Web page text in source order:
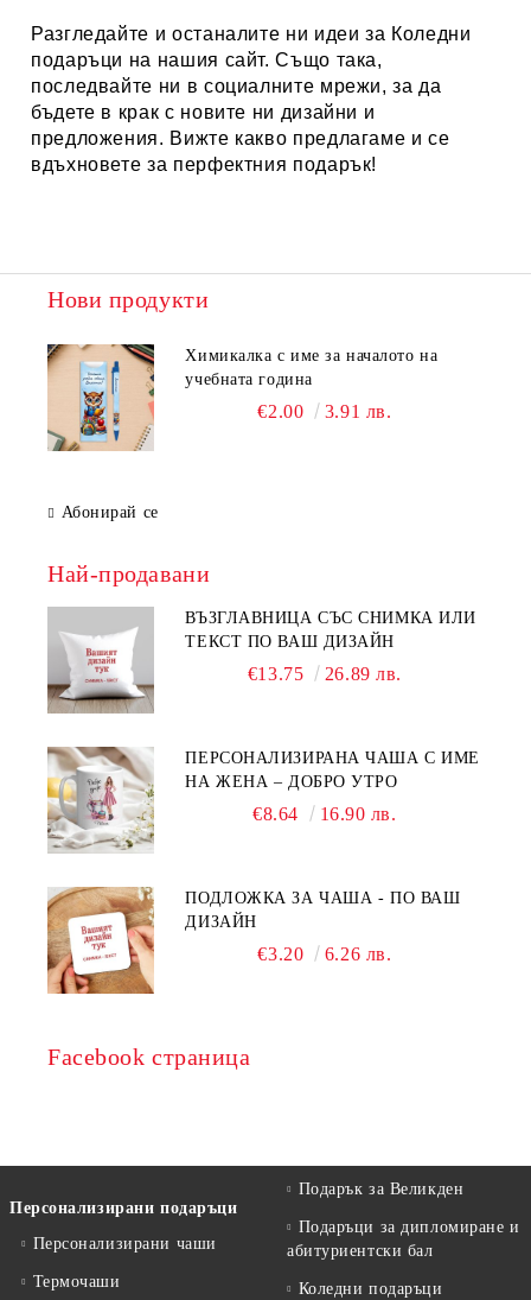
Разгледайте и останалите ни идеи за Коледни
подаръци на нашия сайт. Също така,
последвайте ни в социалните мрежи, за да
бъдете в крак с новите ни дизайни и
предложения. Вижте какво предлагаме и се
вдъхновете за перфектния подарък!
Нови продукти
Химикалка с име за началото на
учебната година
€2.00 3.91 лв.
Абонирай се
Най-продавани
ВЪЗГЛАВНИЦА СЪС СНИМКА ИЛИ
ТЕКСТ ПО ВАШ ДИЗАЙН
€13.75 26.89 лв.
ПЕРСОНАЛИЗИРАНА ЧАША С ИМЕ
НА ЖЕНА – ДОБРО УТРО
€8.64 16.90 лв.
ПОДЛОЖКА ЗА ЧАША - ПО ВАШ
ДИЗАЙН
€3.20 6.26 лв.
Facebook страница
Персонализирани подаръци
Персонализирани чаши
Термочаши
Подарък за Великден
Подаръци за дипломиране и
абитуриентски бал
Коледни подаръци